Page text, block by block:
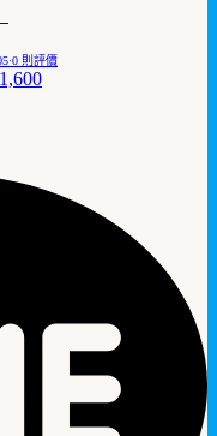
·0 則評價